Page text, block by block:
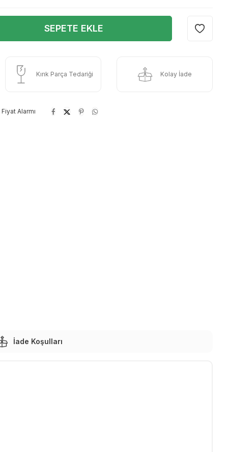
SEPETE EKLE
Kırık Parça Tedariği Kolay İade
Fiyat Alarmı
İade Koşulları